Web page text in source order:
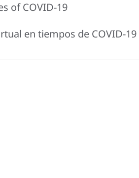
of COVID-19
en tiempos de COVID-19